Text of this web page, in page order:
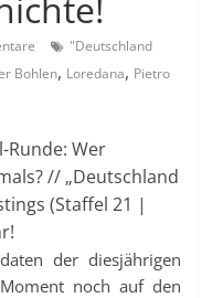
"Deutschland
Bohlen, Loredana, Pietro
Runde: Wer
// „Deutschland
(Staffel 21 |
der diesjährigen
noch auf den